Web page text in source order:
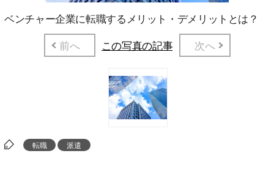
ベンチャー企業に転職するメリット・デメリットとは？
前へ
この写真の記事 次へ
転職 派遣